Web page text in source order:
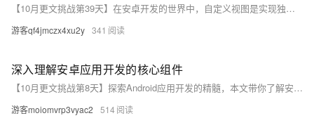
【10月更文挑战第39天】在安卓开发的世界中，自定义视图是实现独特界面设计的关键。本文将引导你理解自定义视图的概念、创建流程，以及如何通过它们增强应用的用户体验。我们将从基础出发，逐步深入，最终让你能够自信地设计和实现专属的UI组件。
游客qf4jmczx4xu2y 341
深入理解安卓应用开发的核心组件
【10月更文挑战第8天】探索Android应用开发的精髓，本文带你了解安卓核心组件的奥秘，包括Activity、Service、BroadcastReceiver和ContentProvider。我们将通过代码示例，揭示这些组件如何协同工作，构建出功能强大且响应迅速的应用程序。无论你是初学者还是资深开发者，这篇文章都将为你提供新的视角和深度知识。
游客moiomvrp3vyac2 514